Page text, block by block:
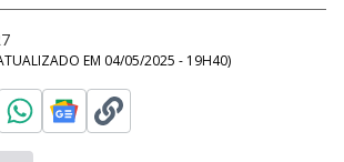
EM 04/05/2025 - 19H40)